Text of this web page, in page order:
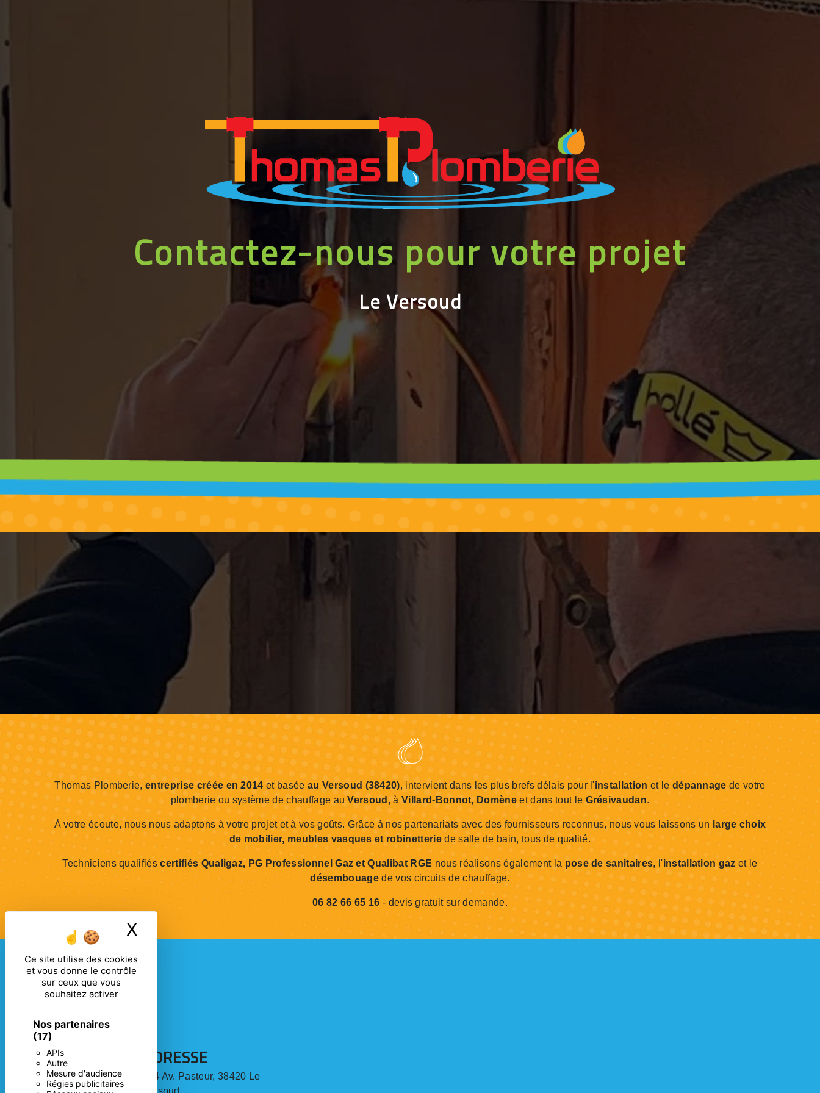
Ce site utilise des cookies
et vous donne le contrôle
sur ceux que vous
souhaitez activer
Nos partenaires
(17)
APIs
Autre
Mesure d'audience
Régies publicitaires
X Masquer le bandeau des cookies
Contactez-nous pour votre projet
Le Versoud
Thomas Plomberie,entreprise créée en 2014 et basée au Versoud (38420), intervient dans les plus brefs délais pour l'installation et le dépannage de votre
plomberie ou système de chauffage auVersoud , à Villard-Bonnot, Domène et dans tout le Grésivaudan.
À votre écoute, nous nous adaptons à votre projet et à vos goûts. Grâce à nos partenariats avec des fournisseurs reconnus, nous vous laissons un large choix
de mobilier, meubles vasques et robinetteriede salle de bain, tous de qualité.
Techniciens qualifiéscertifiés Qualigaz, PG Professionnel Gaz et Qualibat RGE nous réalisons également la pose de sanitaires, l'installation gazet le
désembouagede vos circuits de chauffage.
06 82 66 65 16 - devis gratuit sur demande.
ADRESSE
424 Av. Pasteur, 38420 Le
Versoud